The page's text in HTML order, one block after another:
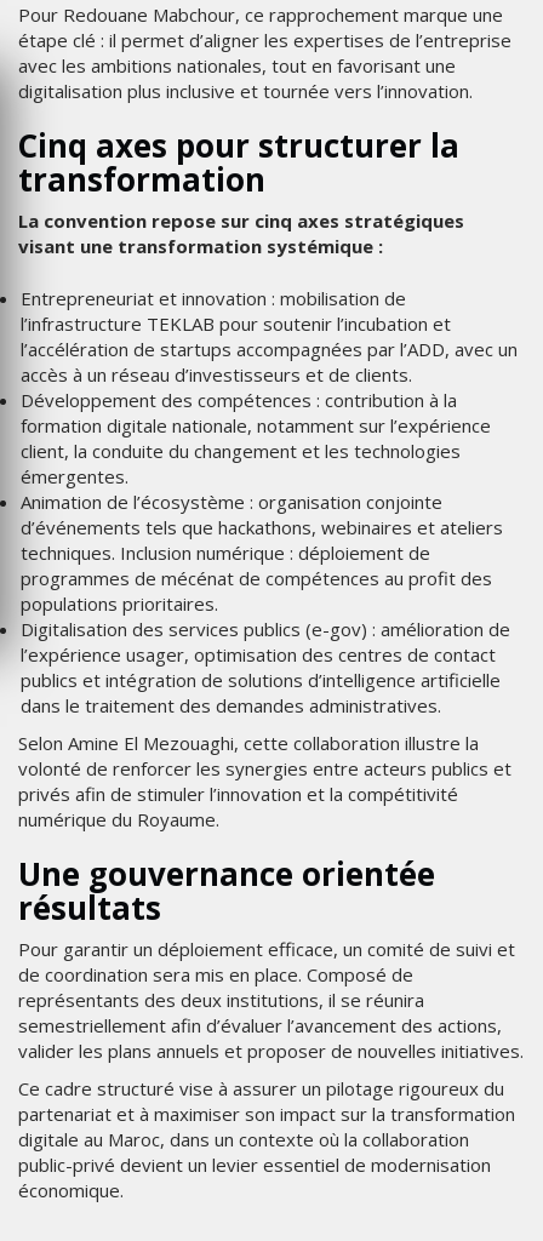
Pour Redouane Mabchour, ce rapprochement marque une
étape clé : il permet d’aligner les expertises de l’entreprise
avec les ambitions nationales, tout en favorisant une
digitalisation plus inclusive et tournée vers l’innovation.
Cinq axes pour structurer la
transformation
La convention repose sur cinq axes stratégiques
visant une transformation systémique :
Entrepreneuriat et innovation : mobilisation de
l’infrastructure TEKLAB pour soutenir l’incubation et
l’accélération de startups accompagnées par l’ADD, avec un
accès à un réseau d’investisseurs et de clients.
Développement des compétences : contribution à la
formation digitale nationale, notamment sur l’expérience
client, la conduite du changement et les technologies
émergentes.
Animation de l’écosystème : organisation conjointe
d’événements tels que hackathons, webinaires et ateliers
techniques. Inclusion numérique : déploiement de
programmes de mécénat de compétences au profit des
populations prioritaires.
Digitalisation des services publics (e-gov) : amélioration de
l’expérience usager, optimisation des centres de contact
publics et intégration de solutions d’intelligence artificielle
dans le traitement des demandes administratives.
Selon Amine El Mezouaghi, cette collaboration illustre la
volonté de renforcer les synergies entre acteurs publics et
privés afin de stimuler l’innovation et la compétitivité
numérique du Royaume.
Une gouvernance orientée
résultats
Pour garantir un déploiement efficace, un comité de suivi et
de coordination sera mis en place. Composé de
représentants des deux institutions, il se réunira
semestriellement afin d’évaluer l’avancement des actions,
valider les plans annuels et proposer de nouvelles initiatives.
Ce cadre structuré vise à assurer un pilotage rigoureux du
partenariat et à maximiser son impact sur la transformation
digitale au Maroc, dans un contexte où la collaboration
public-privé devient un levier essentiel de modernisation
économique.